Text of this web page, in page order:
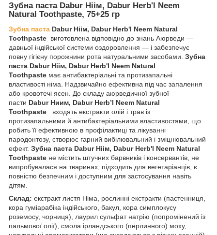
Зубна паста Dabur Ніім, Dabur Herb'l Neem
Natural Toothpaste, 75+25 гр
Зубна паста Dabur Ніім, Dabur Herb'l Neem Natural
Toothpaste виготовлена відповідно до знань Аюрведи —
давньої індійської системи оздоровлення — і забезпечує
повну гігієну порожнини рота натуральними засобами. Зубна
паста Dabur Ніім, Dabur Herb'l Neem Natural
Toothpaste має антибактеріальні та протизапальні
властивості німа. Надзвичайно ефективна під час запалення
або кровотечі ясен. До складу аюрведичної зубної
пасти Dabur Ниим, Dabur Herb’l Neem Natural
Toothpaste
входять екстракти олій і трав із
протизапальними й антибактеріальними властивостями, що
робить її ефективною в профілактиці та лікуванні
пародонтозу, створює гарний вибілювальний і зміцнювальний
ефект. Зубна паста Dabur Ніім, Dabur Herb'l Neem Natural
Toothpaste не містить штучних барвників і консервантів, не
випробувалася на тваринах, підходить для вегетаріанців, є
повністю безпечним і доступним для застосування навіть
дітям.
Склад: екстракт листя Німа, рослинні екстракти (пастенниця,
кора гуміарабіка індійського, бакул, кора симплокусу
роземосу, чорниця), лаурил сульфат натрію (попромінений із
пальмової олії), смола ірландського (перлинного) моху,